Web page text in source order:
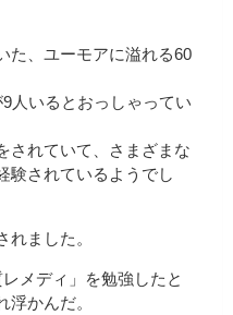
た、ユーモアに溢れる60
人いるとおっしゃってい
されていて、さまざまな
験されているようでし
ました。
メディ」を勉強したと
浮かんだ。